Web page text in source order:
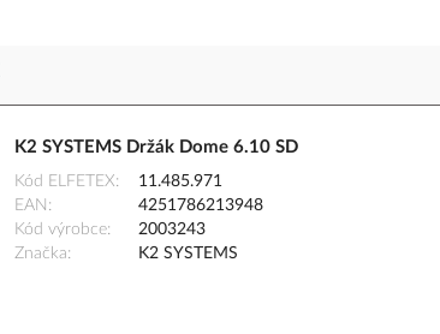
K2 SYSTEMS Držák Dome 6.10 SD
Kód ELFETEX
11.485.971
EAN
4251786213948
Kód výrobce
2003243
Značka
K2 SYSTEMS